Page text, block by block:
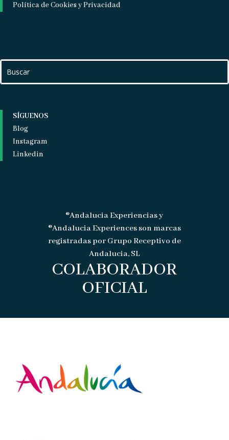
Política de Cookies y Privacidad
SÍGUENOS
Blog
Instagram
Linkedin
®Andalucia Experiencias y
®Andalucia Experiences son marcas
registradas por Grupo Receptivo de
Andalucia, SL
COLABORADOR
OFICIAL